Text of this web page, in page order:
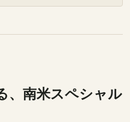
、南米スペシャル